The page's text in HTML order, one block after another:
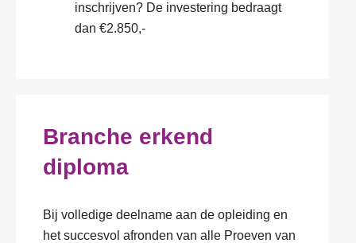
inschrijven? De investering bedraagt
dan €2.850,-
Branche erkend
diploma
Bij volledige deelname aan de opleiding en
het succesvol afronden van alle Proeven van